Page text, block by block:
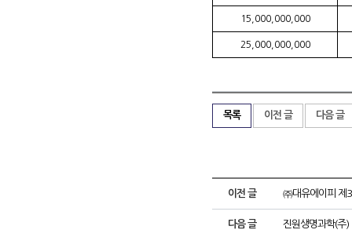
15,000,000,000
25,000,000,000
목록 이전 글 다음 글
이전 글 ㈜대유에이피 제
다음 글 진원생명과학(주)